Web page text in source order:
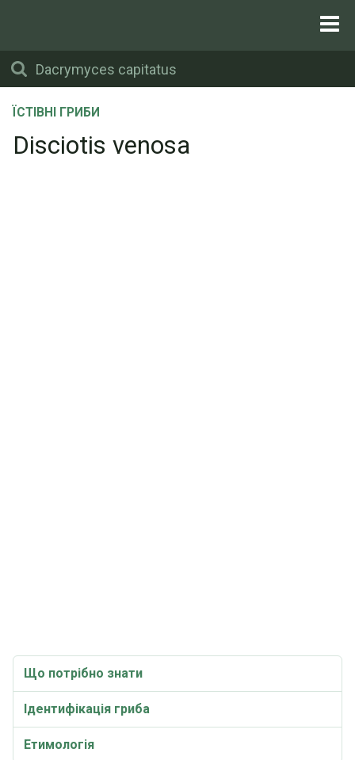
ЇСТІВНІ ГРИБИ
Disciotis venosa
Що потрібно знати
Ідентифікація гриба
Етимологія